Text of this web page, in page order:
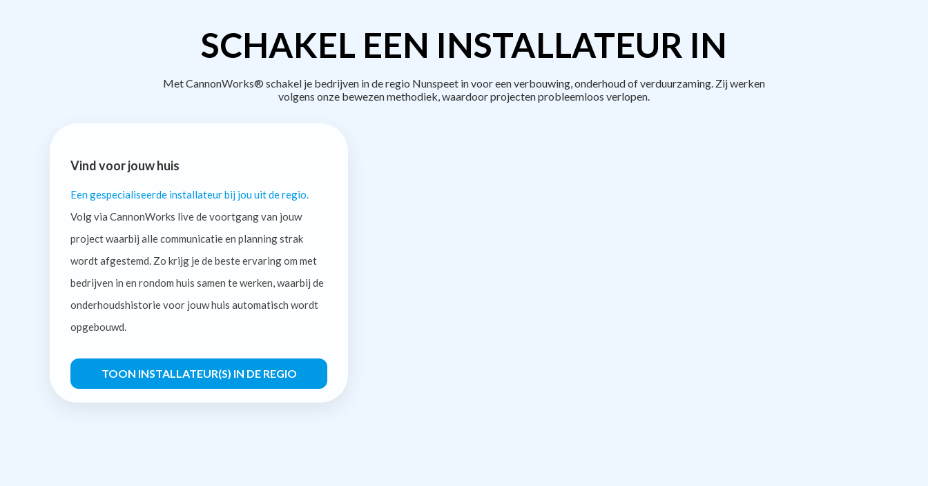
SCHAKEL EEN INSTALLATEUR IN
Met CannonWorks® schakel je bedrijven in de regio Nunspeet in voor een verbouwing, onderhoud of verduurzaming. Zij werken
volgens onze bewezen methodiek, waardoor projecten probleemloos verlopen.
Vind voor jouw huis
Een gespecialiseerde installateur bij jou uit de regio.
Volg via CannonWorks live de voortgang van jouw
project waarbij alle communicatie en planning strak
wordt afgestemd. Zo krijg je de beste ervaring om met
bedrijven in en rondom huis samen te werken, waarbij de
onderhoudshistorie voor jouw huis automatisch wordt
opgebouwd.
TOON INSTALLATEUR(S) IN DE REGIO